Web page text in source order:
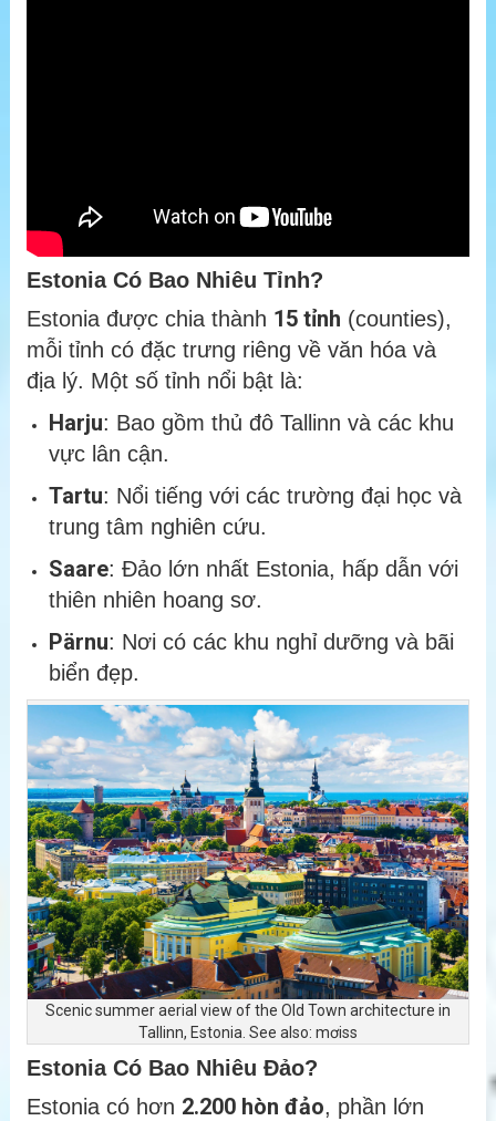
Estonia Có Bao Nhiêu Tỉnh?
Estonia được chia thành 15 tỉnh (counties),
mỗi tỉnh có đặc trưng riêng về văn hóa và
địa lý. Một số tỉnh nổi bật là:
Harju: Bao gồm thủ đô Tallinn và các khu
vực lân cận.
Tartu: Nổi tiếng với các trường đại học và
trung tâm nghiên cứu.
Saare: Đảo lớn nhất Estonia, hấp dẫn với
thiên nhiên hoang sơ.
Pärnu: Nơi có các khu nghỉ dưỡng và bãi
biển đẹp.
Scenic summer aerial view of the Old Town architecture in
Tallinn, Estonia. See also: mơiss
Estonia Có Bao Nhiêu Đảo?
Estonia có hơn 2.200 hòn đảo, phần lớn